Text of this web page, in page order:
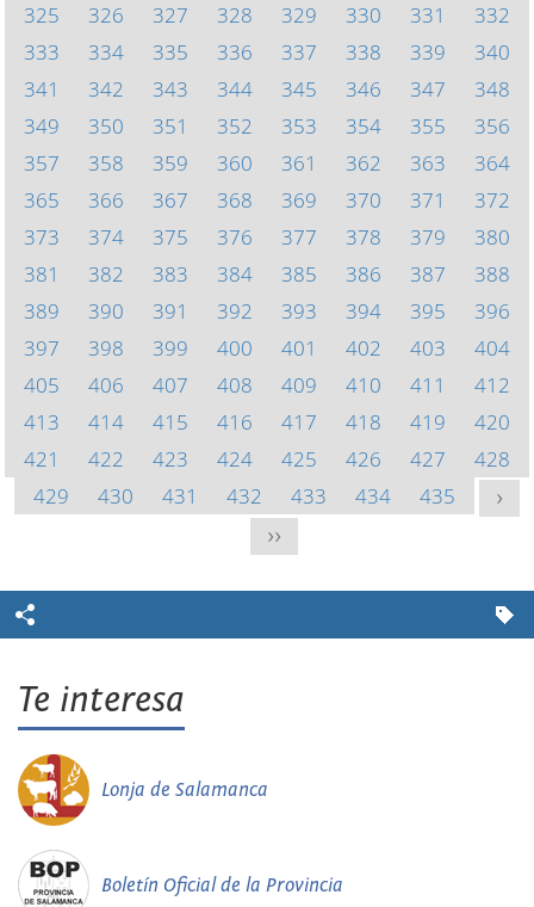
325
326 327 328 329 330 331
332
333
334 335 336 337 338 339
340
341
342 343 344 345 346 347
348
349
350 351 352 353 354 355
356
357
358 359 360 361 362 363
364
365
366 367 368 369 370 371
372
373
374 375 376 377 378 379
380
381
382 383 384 385 386 387
388
389
390 391 392 393 394 395
396
397
398 399 400 401 402 403
404
405
406 407 408 409 410 411
412
413
414 415 416 417 418 419
420
421
422 423 424 425 426 427
428
429
430 431 432 433 434 435
>
>>
Te interesa
Lonja de Salamanca
Boletín Oficial de la Provincia